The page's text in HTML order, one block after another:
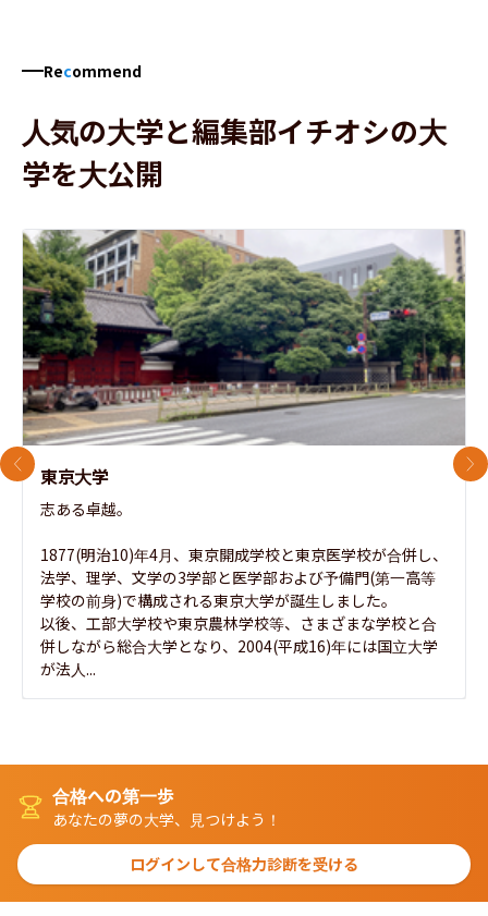
Recommend
人気の大学と編集部イチオシの大
学を大公開
東京大学
志ある卓越。
1877(明治10)年4月、東京開成学校と東京医学校が合併し、
法学、理学、文学の3学部と医学部および予備門(第一高等
学校の前身)で構成される東京大学が誕生しました。
以後、工部大学校や東京農林学校等、さまざまな学校と合
併しながら総合大学となり、2004(平成16)年には国立大学
が法人...
前のスライド 次
合格への第一歩
あなたの夢の大学、見つけよう！
ログインして合格力診断を受ける